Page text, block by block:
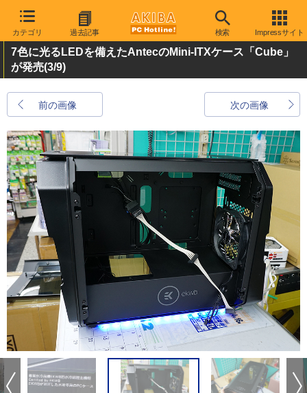
カテゴリ 過去記事 検索 Impressサイト
7色に光るLEDを備えたAntecのMini-ITXケース「Cube」
が発売(3/9)
前の画像 次の画像